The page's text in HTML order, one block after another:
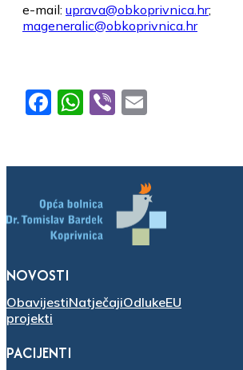
e-mail: uprava@obkoprivnica.hr;
mageneralic@obkoprivnica.hr
Facebook
WhatsApp
Viber
NOVOSTI
ObavijestiNatječajiOdlukeEU
projekti
PACIJENTI